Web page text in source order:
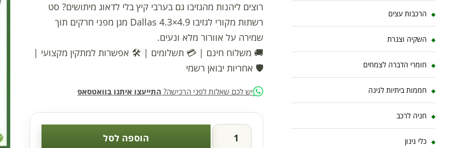
רוצים ליהנות מהגזיבו גם בערבי קיץ בלי לדאוג מיתושים? סט
רשתות מקורי לגזיבו Dallas 4.3×4.9 מגן מפני חרקים תוך
שמירה על אוורור מלא ונעים.
🚚 משלוח חינם | 💳 תשלומים | 🛠️ אפשרות למתקין מקצועי |
🛡️ אחריות יבואן רשמי
יש לכם שאלות לפני הרכישה? התייעצו איתנו בוואטסאפ
הוספה לסל
הרכבות עצים
השקיה וצנרת
חומרי הדברה לצמחים
חממות ביתיות לגינה
חניה לרכב
כלי גינון